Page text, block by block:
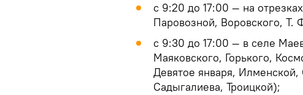
с 9:20 до 17:00 — на
Паровозной, Воровского, Т.
с 9:30 до 17:00 — в селе
Маяковского, Горького,
Девятое января,
Садыгалиева, Троицкой);